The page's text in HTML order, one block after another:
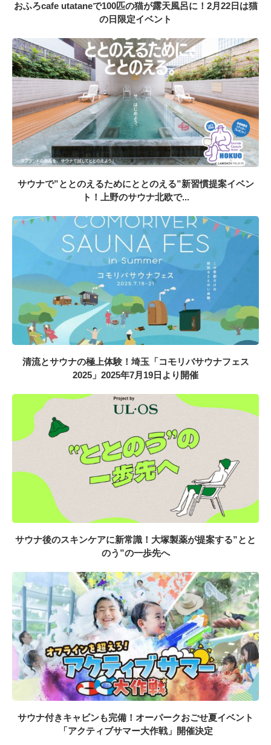
おふろcafe utataneで100匹の猫が露天風呂に！2月22日は猫
の日限定イベント
サウナで”ととのえるためにととのえる”新習慣提案イベン
ト！上野のサウナ北欧で...
清流とサウナの極上体験！埼玉「コモリバサウナフェス
2025」2025年7月19日より開催
サウナ後のスキンケアに新常識！大塚製薬が提案する”とと
のう”の一歩先へ
サウナ付きキャビンも完備！オーパークおごせ夏イベント
「アクティブサマー大作戦」開催決定